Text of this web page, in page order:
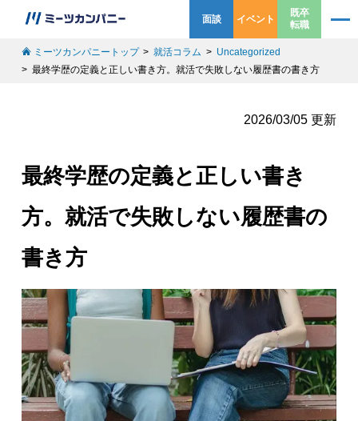
面談 イベント
既卒
転職
ミーツカンパニートップ 就活コラム
Uncategorized
最終学歴の定義と正しい書き方。就活で失敗しない履歴書の書き方
2026/03/05 更新
最終学歴の定義と正しい書き
方。就活で失敗しない履歴書の
書き方